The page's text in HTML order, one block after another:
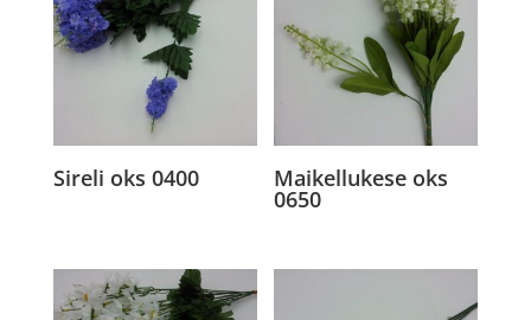
Sireli oks 0400 Maikellukese oks
0650